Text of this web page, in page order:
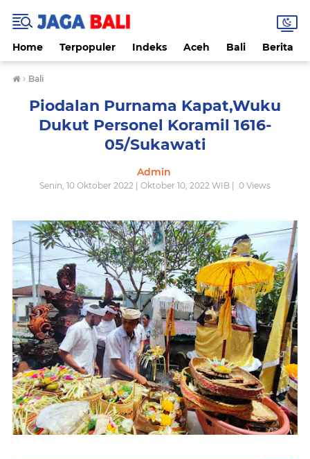
Home Terpopuler Indeks Aceh Bali Berita
› Bali
Piodalan Purnama Kapat,Wuku
Dukut Personel Koramil 1616-
05/Sukawati
Admin
Senin, 10 Oktober 2022 | Oktober 10, 2022 WIB | 0 Views